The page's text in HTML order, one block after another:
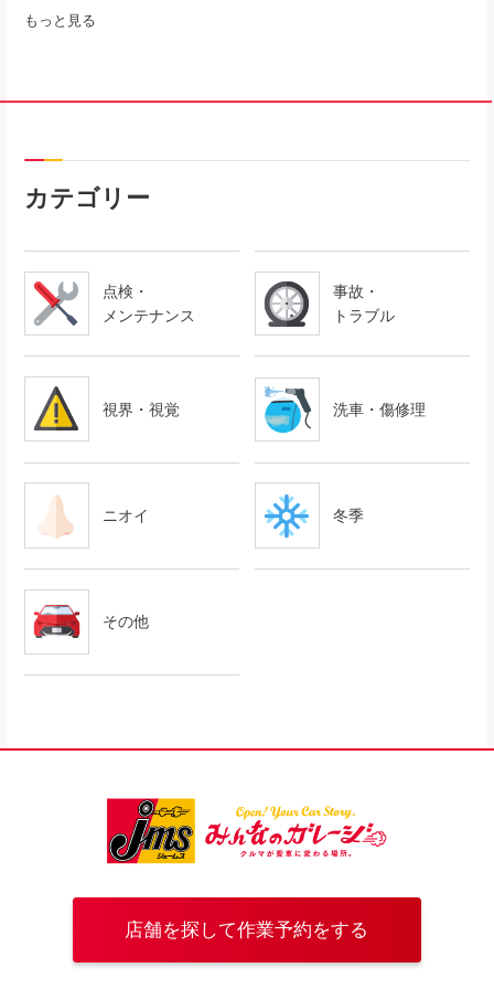
もっと見る
カテゴリー
点検・
メンテナンス
事故・
トラブル
視界・視覚 洗車・傷修理
ニオイ 冬季
その他
店舗を探して作業予約をする